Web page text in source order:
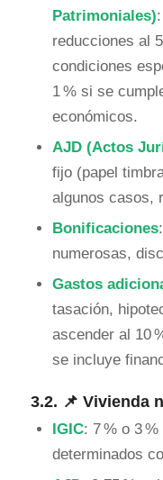
Patrimoniales)
reducciones al
condiciones
1 % si se
económicos.
AJD (Actos
fijo (papel
algunos casos,
Bonificaciones
numerosas,
Gastos
tasación,
ascender al 10
se incluye
3.2. 📌 Vivienda
IGIC: 7 % o 3
determinados